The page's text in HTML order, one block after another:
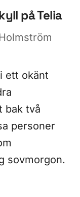
på Telia
ett okänt
bak två
personer
sovmorgon.